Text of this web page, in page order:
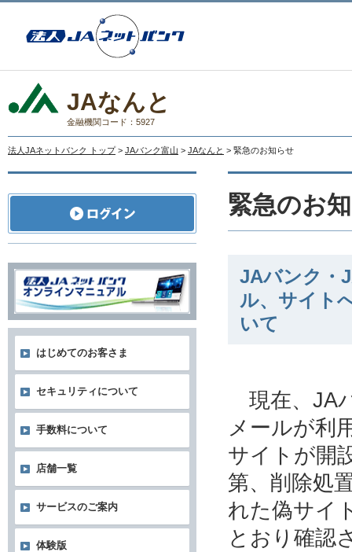
JAなんと
金融機関コード：5927
法人JAネットバンク トップ > JAバンク富山 > JAなんと > 緊急のお知らせ
緊急のお
JAバンク・
ル、サイト
いて
現在、JA
メールが利
サイトが開
第、削除処
れた偽サイ
とおり確認
はじめてのお客さま
セキュリティについて
手数料について
店舗一覧
サービスのご案内
体験版